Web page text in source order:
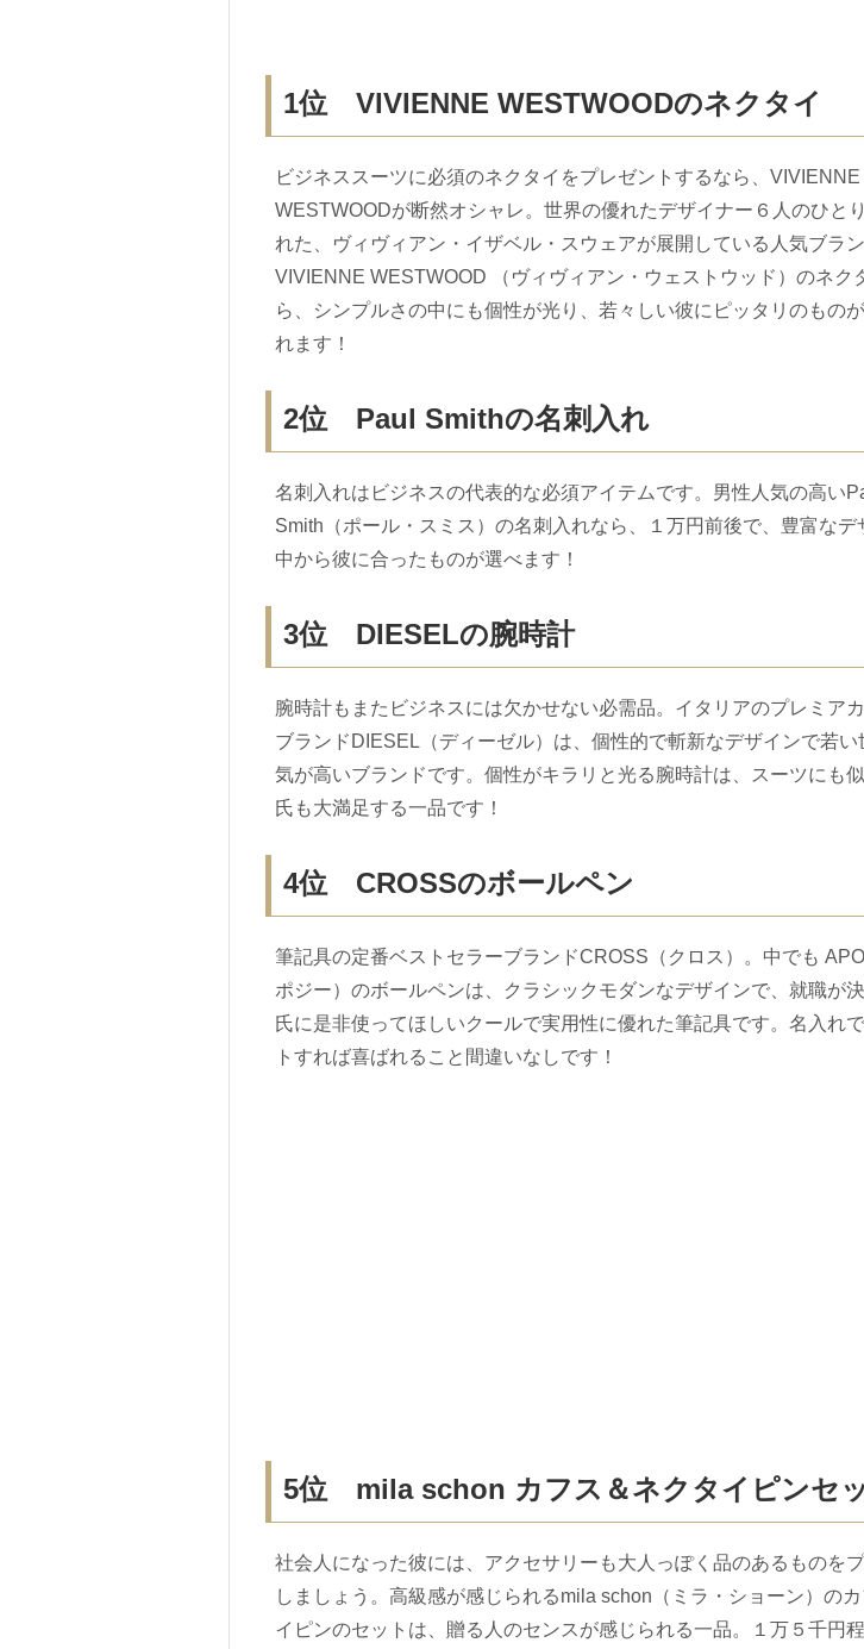
1位 VIVIENNE WESTWOODのネクタイ
ビジネススーツに必須のネクタイをプレゼントするなら、VIVIENNE
WESTWOODが断然オシャレ。世界の優れたデザイナー６人のひと
れた、ヴィヴィアン・イザベル・スウェアが展開している人気ブラ
VIVIENNE WESTWOOD （ヴィヴィアン・ウェストウッド）のネク
ら、シンプルさの中にも個性が光り、若々しい彼にピッタリのもの
れます！
2位 Paul Smithの名刺入れ
名刺入れはビジネスの代表的な必須アイテムです。男性人気の高い
Smith（ポール・スミス）の名刺入れなら、１万円前後で、豊富なデ
中から彼に合ったものが選べます！
3位 DIESELの腕時計
腕時計もまたビジネスには欠かせない必需品。イタリアのプレミア
ブランドDIESEL（ディーゼル）は、個性的で斬新なデザインで若い
気が高いブランドです。個性がキラリと光る腕時計は、スーツにも
氏も大満足する一品です！
4位 CROSSのボールペン
筆記具の定番ベストセラーブランドCROSS（クロス）。中でも
ポジー）のボールペンは、クラシックモダンなデザインで、就職が
氏に是非使ってほしいクールで実用性に優れた筆記具です。名入れ
トすれば喜ばれること間違いなしです！
5位 mila schon カフス＆ネクタイピンセ
社会人になった彼には、アクセサリーも大人っぽく品のあるものを
しましょう。高級感が感じられるmila schon（ミラ・ショーン）のカ
イピンのセットは、贈る人のセンスが感じられる一品。１万５千円